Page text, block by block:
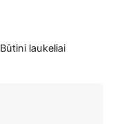
Būtini laukeliai